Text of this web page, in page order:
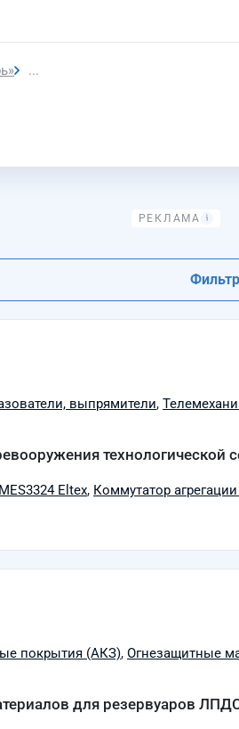
Поставщики
Фильтр
выпрямители,
Eltex, Коммутатор
покрытия (АКЗ), Огнезащитные
для резервуаров